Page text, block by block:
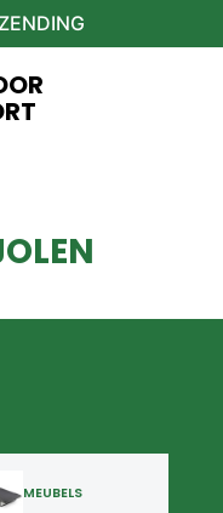
MEUBELS